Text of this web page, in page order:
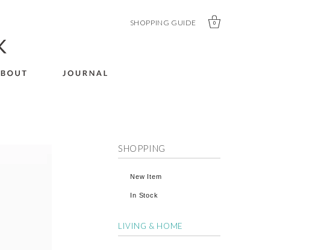
SHOPPING GUIDE 0
SHOPPING
New Item
In Stock
LIVING & HOME